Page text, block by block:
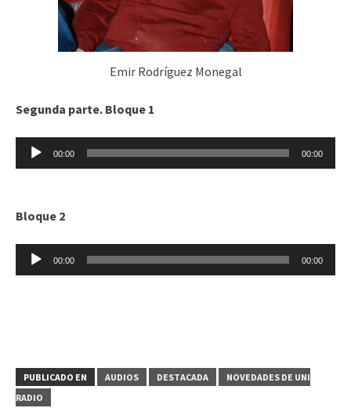
Emir Rodríguez Monegal
Segunda parte. Bloque 1
Reproductor
00:00 00:00
Bloque 2
Reproductor
00:00 00:00
PUBLICADO EN AUDIOS DESTACADA
NOVEDADES DE UNI
RADIO